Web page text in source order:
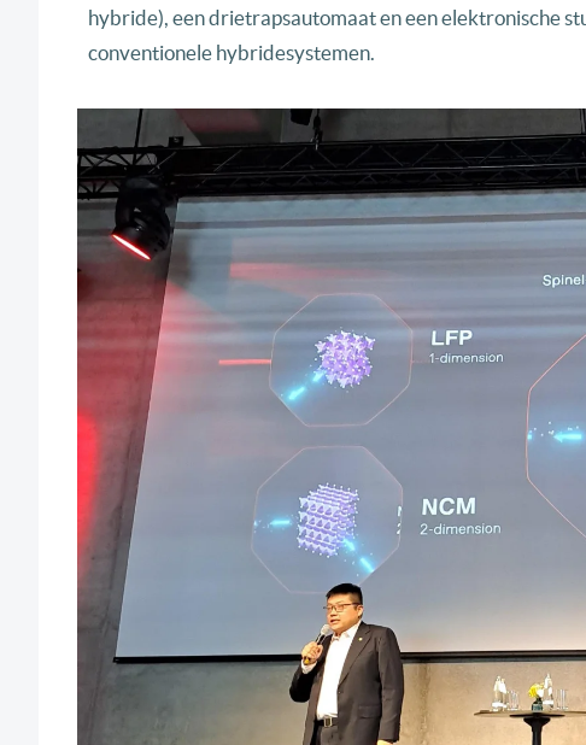
hybride), een drietrapsautomaat en een elektronische
conventionele hybridesystemen.